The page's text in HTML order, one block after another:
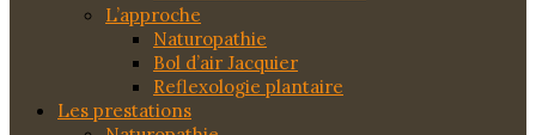
L’approche
Naturopathie
Bol d’air Jacquier
Reflexologie plantaire
Les prestations